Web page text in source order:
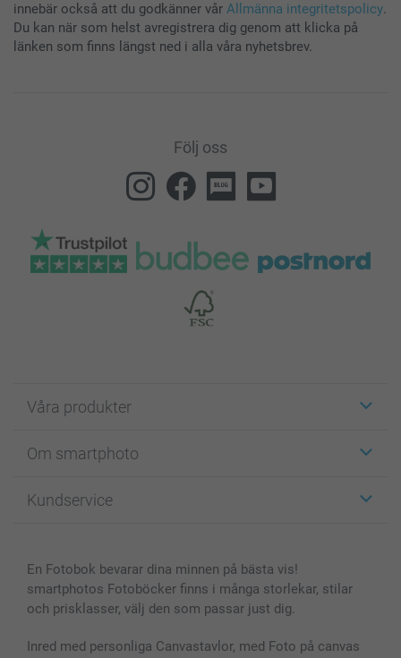
innebär också att du godkänner vår Allmänna integritetspolicy.
Du kan när som helst avregistrera dig genom att klicka på
länken som finns längst ned i alla våra nyhetsbrev.
Följ oss
Våra produkter
Fotokort
Fotoböcker
Skal till Mobil & Surfplatta
MyNameBook
Fotoramar & Tillbehör
Om smartphoto
För affiliates
Sitemap
Villkor och garantier
Kundservice
smartbonus
Priser & betalning
En Fotobok bevarar dina minnen på bästa vis!
smartphotos Fotoböcker finns i många storlekar, stilar
och prisklasser, välj den som passar just dig.
Inred med personliga Canvastavlor, med Foto på canvas